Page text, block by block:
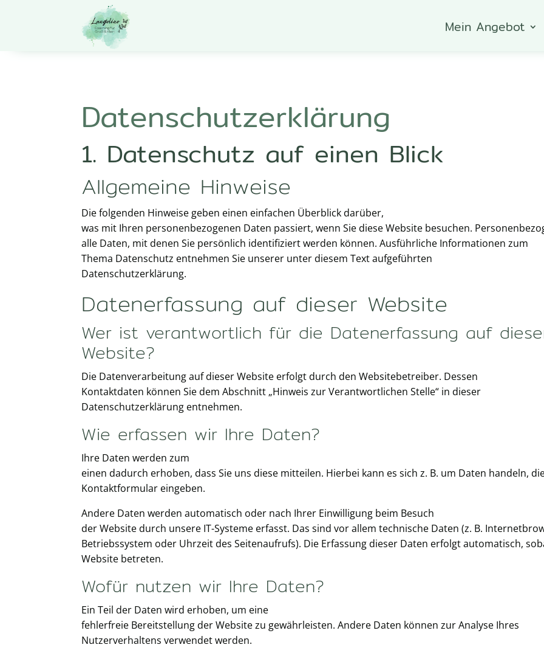
Mein Angebot
Datenschutz­erklärung
1. Datenschutz auf einen Blick
Allgemeine Hinweise
Die folgenden Hinweise geben einen einfachen Überblick darüber,
was mit Ihren personenbezogenen Daten passiert, wenn Sie diese Website besuchen.
alle Daten, mit denen Sie persönlich identifiziert werden können. Ausführliche Informationen zum
Thema Datenschutz entnehmen Sie unserer unter diesem Text aufgeführten
Datenschutzerklärung.
Datenerfassung auf dieser Website
Wer ist verantwortlich für die Datenerfassung auf
Website?
Die Datenverarbeitung auf dieser Website erfolgt durch den Websitebetreiber. Dessen
Kontaktdaten können Sie dem Abschnitt „Hinweis zur Verantwortlichen Stelle“ in dieser
Datenschutzerklärung entnehmen.
Wie erfassen wir Ihre Daten?
Ihre Daten werden zum
einen dadurch erhoben, dass Sie uns diese mitteilen. Hierbei kann es sich z. B. um Daten handeln,
Kontaktformular eingeben.
Andere Daten werden automatisch oder nach Ihrer Einwilligung beim Besuch
der Website durch unsere IT-Systeme erfasst. Das sind vor allem technische Daten (z. B.
Betriebssystem oder Uhrzeit des Seitenaufrufs). Die Erfassung dieser Daten erfolgt automatisch,
Website betreten.
Wofür nutzen wir Ihre Daten?
Ein Teil der Daten wird erhoben, um eine
fehlerfreie Bereitstellung der Website zu gewährleisten. Andere Daten können zur Analyse Ihres
Nutzerverhaltens verwendet werden.